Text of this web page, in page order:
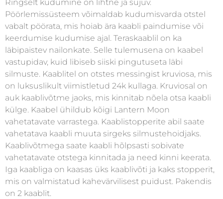
Ringselt kudumine on lihtne ja sujuv.
Pöörlemissüsteem võimaldab kudumisvarda otstel
vabalt pöörata, mis hoiab ära kaabli paindumise või
keerdumise kudumise ajal. Teraskaablil on ka
läbipaistev nailonkate. Selle tulemusena on kaabel
vastupidav, kuid libiseb siiski pingutuseta läbi
silmuste. Kaablitel on otstes messingist kruviosa, mis
on luksuslikult viimistletud 24k kullaga. Kruviosal on
auk kaablivõtme jaoks, mis kinnitab nõela otsa kaabli
külge. Kaabel ühildub kõigi Lantern Moon
vahetatavate varrastega. Kaablistopperite abil saate
vahetatava kaabli muuta sirgeks silmustehoidjaks.
Kaablivõtmega saate kaabli hõlpsasti sobivate
vahetatavate otstega kinnitada ja need kinni keerata.
Iga kaabliga on kaasas üks kaablivõti ja kaks stopperit,
mis on valmistatud kahevärvilisest puidust. Pakendis
on 2 kaablit.